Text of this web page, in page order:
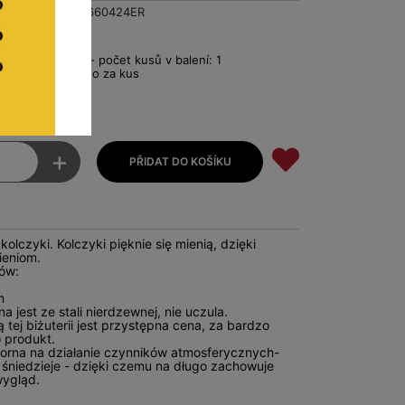
T000660424ER
Pro balení - počet kusů v balení: 1
€2.20 Netto za kus
+
kolczyki. Kolczyki pięknie się mienią, dzięki
jest ze stali nierdzewnej, nie uczula.
tej biżuterii jest przystępna cena, za bardzo
produkt.
na działanie czynników atmosferycznych-
- dzięki czemu na długo zachowuje